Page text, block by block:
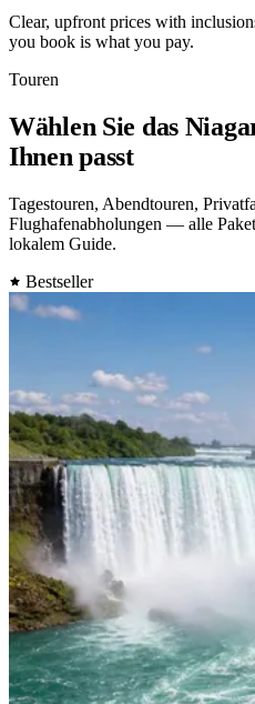
Clear, upfront prices with
you book is what you pay.
Touren
Wählen Sie das
Ihnen passt
Tagestouren, Abendtouren,
Flughafenabholungen — alle
lokalem Guide.
Bestseller